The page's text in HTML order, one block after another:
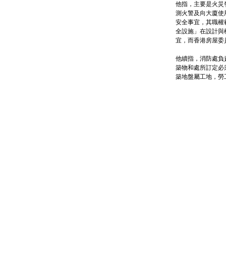
他指，主要是火
測火警及向大廈
安全事宜，其職
全設施」在設計
宜，而香港房屋
他續指，消防處
築物和處所訂定
築地盤屬工地，勞